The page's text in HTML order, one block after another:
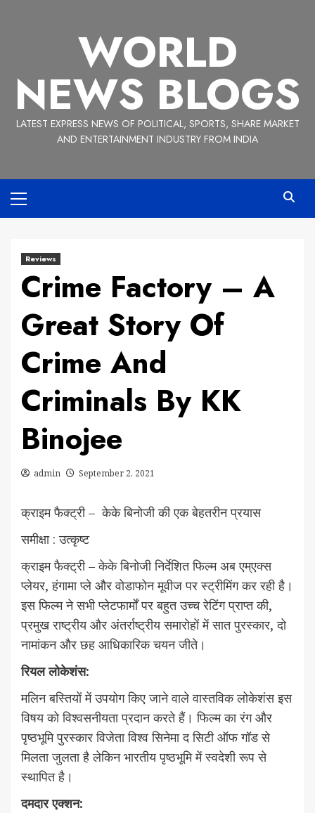
WORLD
NEWS BLOGS
LATEST EXPRESS NEWS OF POLITICAL, SPORTS, SHARE MARKET
AND ENTERTAINMENT INDUSTRY FROM INDIA
Menu
Reviews
Crime Factory – A
Great Story Of
Crime And
Criminals By KK
Binojee
admin September 2, 2021
क्राइम फैक्ट्री – केके बिनोजी की एक बेहतरीन प्रयास
समीक्षा : उत्कृष्ट
क्राइम फैक्ट्री – केके बिनोजी निर्देशित फिल्म अब एम्एक्स
प्लेयर, हंगामा प्ले और वोडाफोन मूवीज पर स्ट्रीमिंग कर रही है।
इस फिल्म ने सभी प्लेटफार्मों पर बहुत उच्च रेटिंग प्राप्त की,
प्रमुख राष्ट्रीय और अंतर्राष्ट्रीय समारोहों में सात पुरस्कार, दो
नामांकन और छह आधिकारिक चयन जीते।
रियल लोकेशंस:
मलिन बस्तियों में उपयोग किए जाने वाले वास्तविक लोकेशंस इस
विषय को विश्वसनीयता प्रदान करते हैं। फिल्म का रंग और
पृष्ठभूमि पुरस्कार विजेता विश्व सिनेमा द सिटी ऑफ गॉड से
मिलता जुलता है लेकिन भारतीय पृष्ठभूमि में स्वदेशी रूप से
स्थापित है।
दमदार एक्शन: